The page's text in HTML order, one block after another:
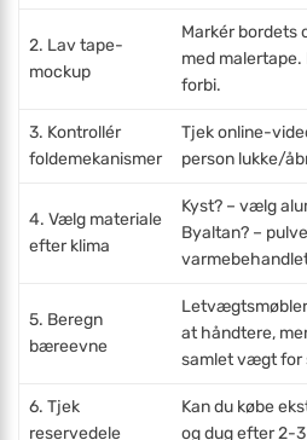
2. Lav tape-
mockup
Markér bordets
med malertape.
forbi.
3. Kontrollér
foldemekanismer
Tjek online-
person lukke/
4. Vælg materiale
efter klima
Kyst? – vælg
Byaltan? –
5. Beregn
bæreevne
Letvægtsmøbler
at håndtere,
samlet vægt for
6. Tjek
reservedele
Kan du købe
og dug efter 2-